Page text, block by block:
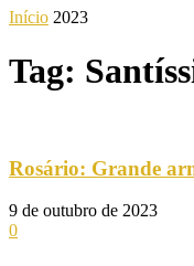
Início 2023
Tag:
Rosário: Grande
9 de outubro de 2023
0